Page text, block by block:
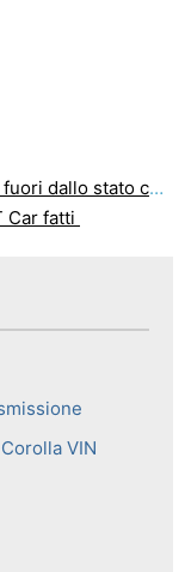
un residente del Delaware
Car fatti
VIN